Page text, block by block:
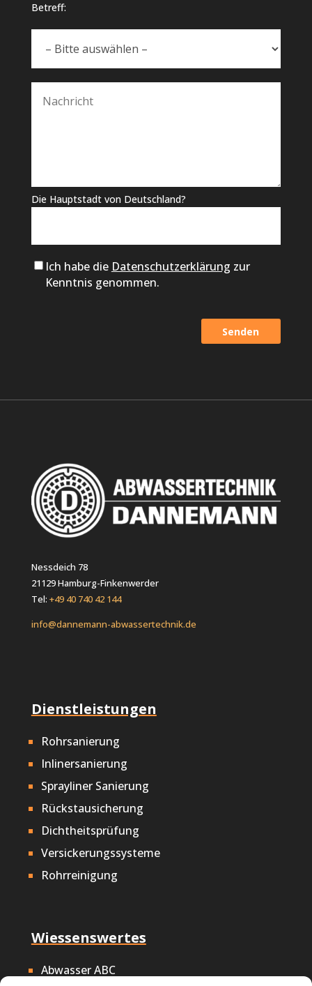
Betreff:
Die Hauptstadt von Deutschland?
Ich habe die Datenschutzerklärung zur
Kenntnis genommen.
Nessdeich 78
21129 Hamburg-Finkenwerder
Tel: +49 40 740 42 144
info@dannemann-abwassertechnik.de
Dienstleistungen
Rohrsanierung
Inlinersanierung
Sprayliner Sanierung
Rückstausicherung
Dichtheitsprüfung
Versickerungssysteme
Rohrreinigung
Wiessenswertes
Abwasser ABC